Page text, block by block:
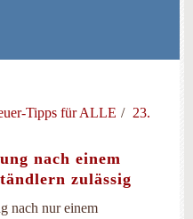
Tipps für ALLE
23.
nach einem
zulässig
nach nur einem